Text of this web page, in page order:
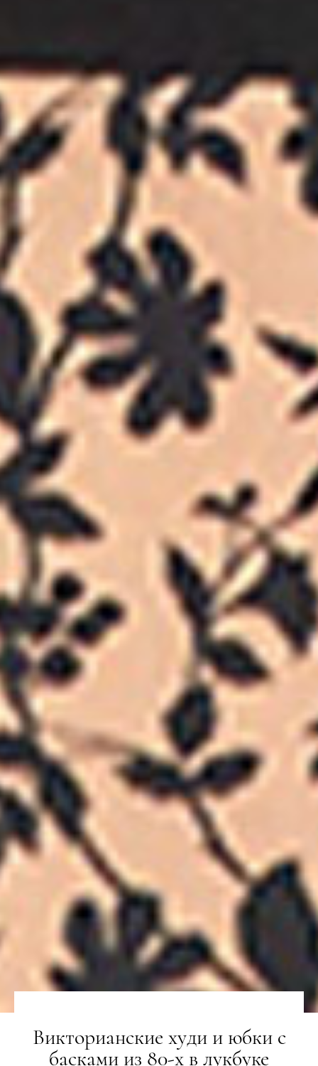
Викторианские худи и юбки с
басками из 80-х в лукбуке